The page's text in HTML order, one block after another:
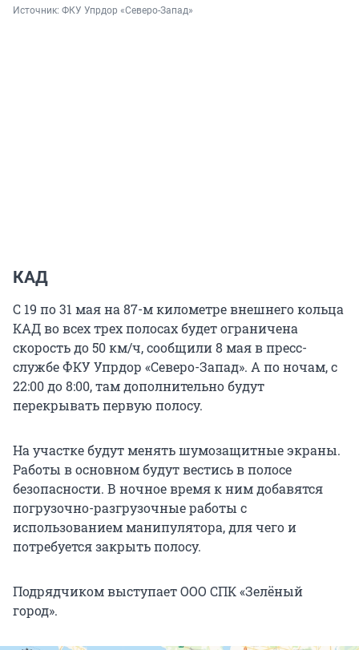
Источник: ФКУ Упрдор «Северо-Запад»
КАД
С 19 по 31 мая на 87-м километре внешнего кольца
КАД во всех трех полосах будет ограничена
скорость до 50 км/ч, сообщили 8 мая в пресс-
службе ФКУ Упрдор «Северо-Запад». А по ночам, с
22:00 до 8:00, там дополнительно будут
перекрывать первую полосу.
На участке будут менять шумозащитные экраны.
Работы в основном будут вестись в полосе
безопасности. В ночное время к ним добавятся
погрузочно-разгрузочные работы с
использованием манипулятора, для чего и
потребуется закрыть полосу.
Подрядчиком выступает ООО СПК «Зелёный
город».